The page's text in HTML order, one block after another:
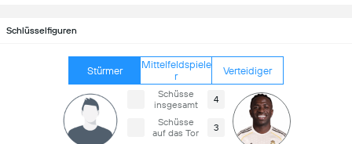
Schlüsselfiguren
Stürmer
Mittelfeldspiele
r
Verteidiger
Schüsse
insgesamt
4
Schüsse
auf das Tor
3